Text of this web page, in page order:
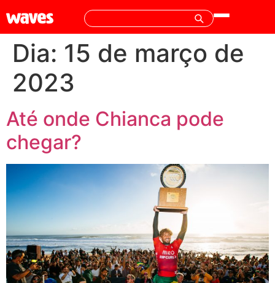
Dia: 15 de março de
2023
Até onde Chianca pode
chegar?